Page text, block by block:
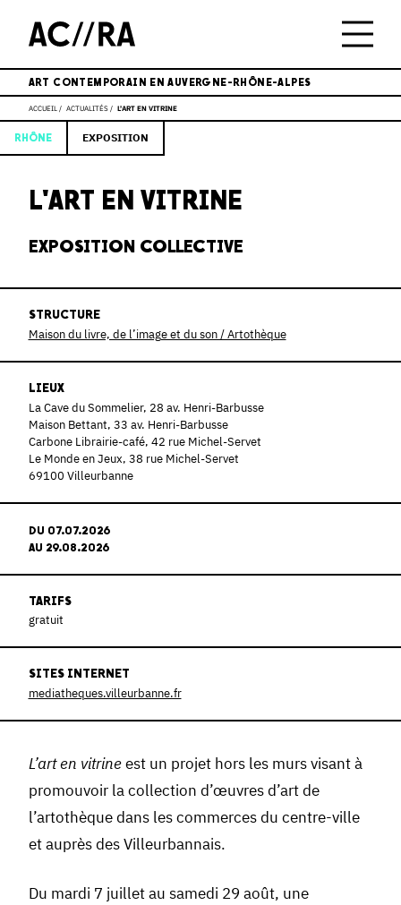
ART CONTEMPORAIN EN AUVERGNE-RHÔNE-ALPES
ACCUEIL ACTUALITÉS L'ART EN VITRINE
RHÔNE EXPOSITION
L'ART EN VITRINE
EXPOSITION COLLECTIVE
STRUCTURE
Maison du livre, de l’image et du son / Artothèque
LIEUX
La Cave du Sommelier, 28 av. Henri-Barbusse
Maison Bettant, 33 av. Henri-Barbusse
Carbone Librairie-café, 42 rue Michel-Servet
Le Monde en Jeux, 38 rue Michel-Servet
69100 Villeurbanne
DU 07.07.2026
AU 29.08.2026
TARIFS
gratuit
SITES INTERNET
mediatheques.villeurbanne.fr
L’art en vitrineest un projet hors les murs visant à
promouvoir la collection d’œuvres d’art de
l’artothèque dans les commerces du centre-ville
et auprès des Villeurbannais.
Du mardi 7 juillet au samedi 29 août, une